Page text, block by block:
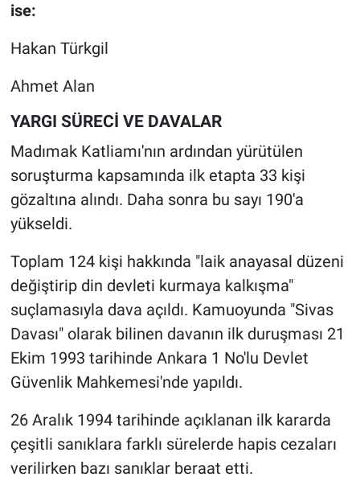
ise:
Hakan Türkgil
Ahmet Alan
YARGI SÜRECİ VE DAVALAR
Madımak Katliamı'nın ardından yürütülen
soruşturma kapsamında ilk etapta 33 kişi
gözaltına alındı. Daha sonra bu sayı 190'a
yükseldi.
Toplam 124 kişi hakkında "laik anayasal düzeni
değiştirip din devleti kurmaya kalkışma"
suçlamasıyla dava açıldı. Kamuoyunda "Sivas
Davası" olarak bilinen davanın ilk duruşması 21
Ekim 1993 tarihinde Ankara 1 No'lu Devlet
Güvenlik Mahkemesi'nde yapıldı.
26 Aralık 1994 tarihinde açıklanan ilk kararda
çeşitli sanıklara farklı sürelerde hapis cezaları
verilirken bazı sanıklar beraat etti.